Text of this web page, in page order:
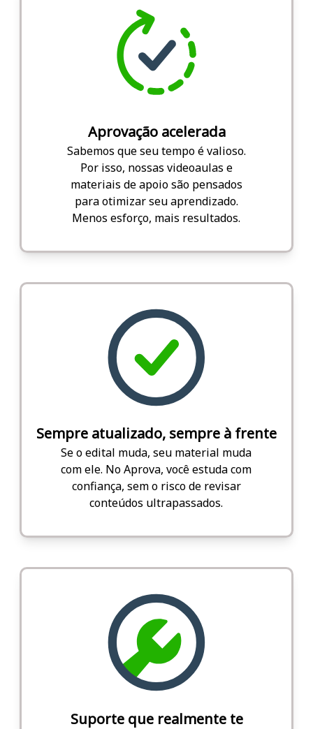
Aprovação acelerada
Sabemos que seu tempo é valioso.
Por isso, nossas videoaulas e
materiais de apoio são pensados
para otimizar seu aprendizado.
Menos esforço, mais resultados.
Sempre atualizado, sempre à frente
Se o edital muda, seu material muda
com ele. No Aprova, você estuda com
confiança, sem o risco de revisar
conteúdos ultrapassados.
Suporte que realmente te